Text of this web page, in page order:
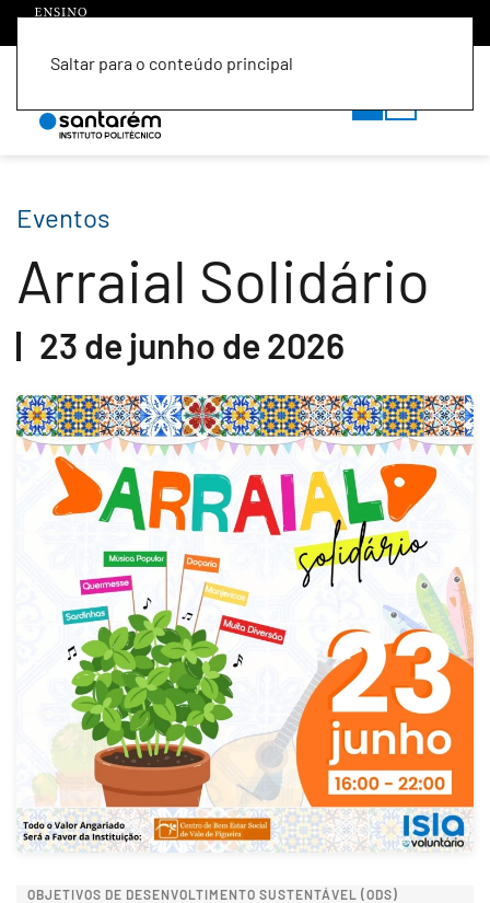
Saltar para o conteúdo principal
Eventos
Arraial Solidário
23 de junho de 2026
OBJETIVOS DE DESENVOLTIMENTO SUSTENTÁVEL (ODS)